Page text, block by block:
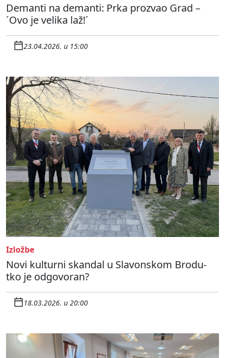
Demanti na demanti: Prka prozvao Grad –
´Ovo je velika laž!´
23.04.2026. u 15:00
Izložbe
Novi kulturni skandal u Slavonskom Brodu-
tko je odgovoran?
18.03.2026. u 20:00